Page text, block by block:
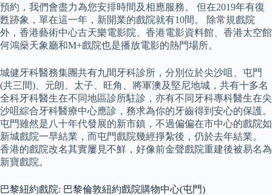
預約，我們會盡力為您安排時間及相應服務。 但在2019年有復
甦跡象，單在這一年，新開業的戲院就有10間。 除常規戲院
外，香港藝術中心古天樂電影院、香港電影資料館、香港太空館
何鴻燊天象廳和M+戲院也是播放電影的熱門場所。
城健牙科醫務集團共有九間牙科診所，分別位於尖沙咀、屯門
(共三間)、元朗、太子、旺角、將軍澳及堅尼地城，共有十多名
全科牙科醫生在不同地區診所駐診，亦有不同牙科專科醫生在尖
沙咀綜合牙科醫療中心應診，務求為你的牙齒得到安心的保護。
屯門雖然是八十年代發展的新市鎮，不過偏偏在市中心的戲院如
新城戲院一早結業，而屯門戲院幾經掙紮後，仍於去年結業。
香港的戲院改名其實屢見不鮮，好像前金聲戲院重建後被易名為
新寶戲院。
巴黎紐約戲院: 巴黎倫敦紐約戲院購物中心(屯門)